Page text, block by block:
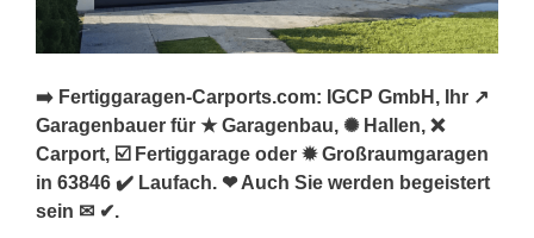
➡️ Fertiggaragen-Carports.com: IGCP GmbH, Ihr ↗️
Garagenbauer für ★ Garagenbau, ✺ Hallen, ❌
Carport, ☑️ Fertiggarage oder ✹ Großraumgaragen
in 63846 ✔️ Laufach. ❤ Auch Sie werden begeistert
sein ✉ ✔.